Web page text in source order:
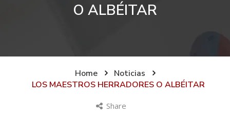
O ALBÉITAR
Home
Noticias
LOS MAESTROS HERRADORES O ALBÉITAR
Share